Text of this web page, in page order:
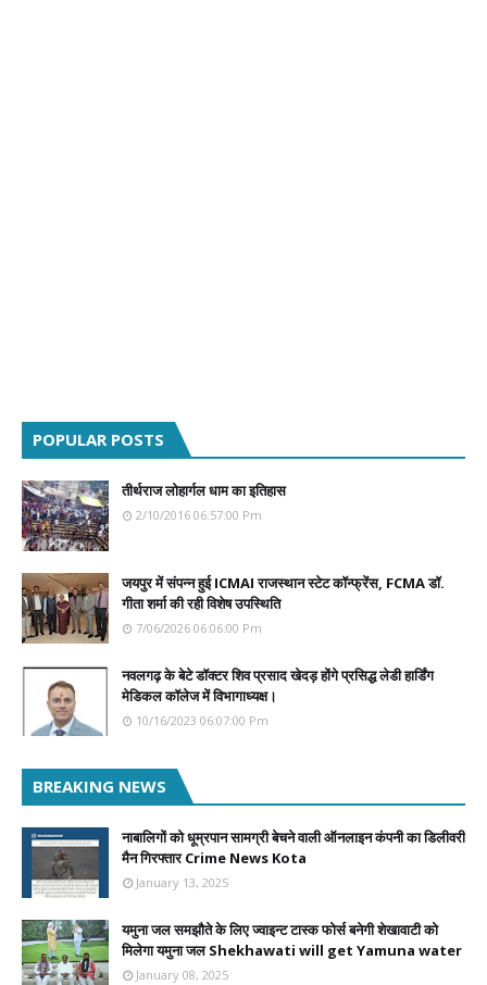
POPULAR POSTS
तीर्थराज लोहार्गल धाम का इतिहास
2/10/2016 06:57:00 Pm
जयपुर में संपन्न हुई ICMAI राजस्थान स्टेट कॉन्फ्रेंस, FCMA डॉ.
गीता शर्मा की रही विशेष उपस्थिति
7/06/2026 06:06:00 Pm
नवलगढ़ के बेटे डॉक्टर शिव प्रसाद खेदड़ होंगे प्रसिद्ध लेडी हार्डिंग
मेडिकल कॉलेज में विभागाध्यक्ष।
10/16/2023 06:07:00 Pm
BREAKING NEWS
नाबालिगों को धूम्रपान सामग्री बेचने वाली ऑनलाइन कंपनी का डिलीवरी
मैन गिरफ्तार Crime News Kota
January 13, 2025
यमुना जल समझौते के लिए ज्वाइन्ट टास्क फोर्स बनेगी शेखावाटी को
मिलेगा यमुना जल Shekhawati will get Yamuna water
January 08, 2025